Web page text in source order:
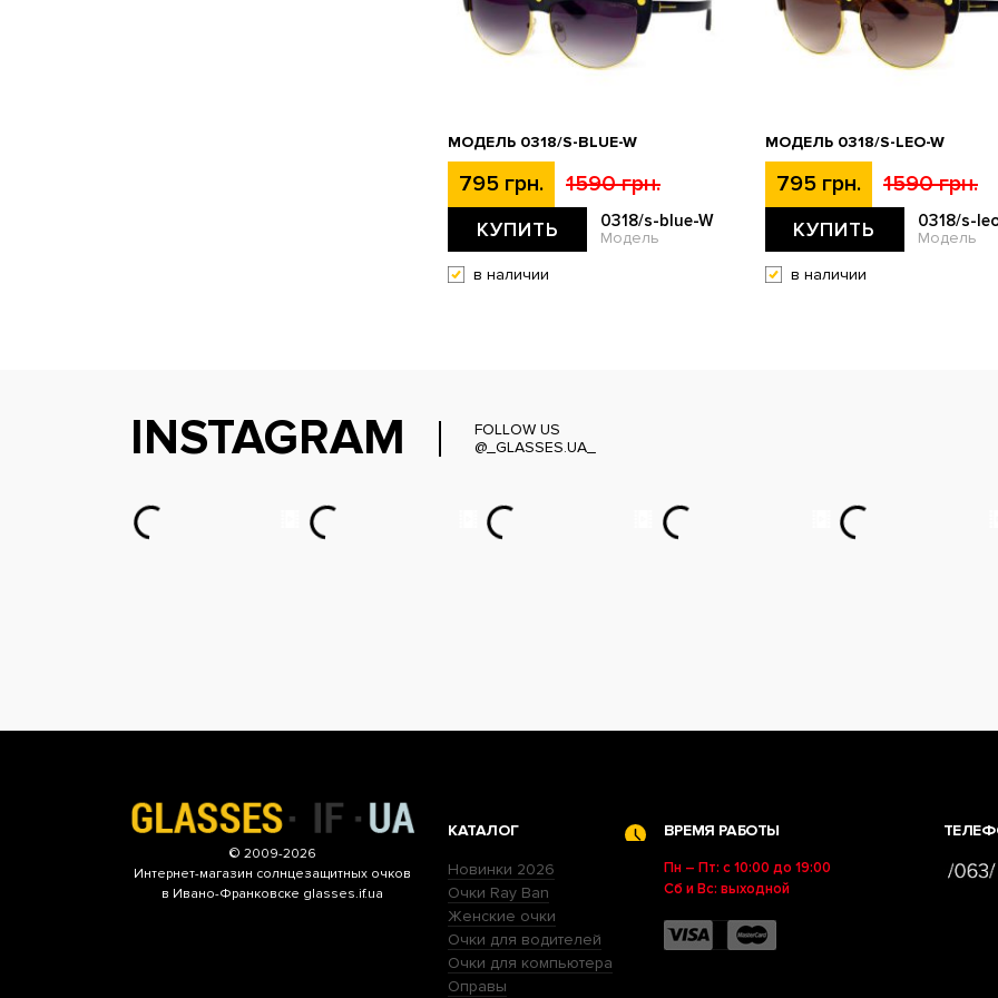
МОДЕЛЬ 0318/S-BLUE-W
795 грн. 1590 грн.
КУПИТЬ 0318/s-blue-W
Модель
в наличии
МОДЕЛЬ 0318/S-LEO-W
795 грн. 1590 грн.
КУПИТЬ 0318/s-
Модель
в наличии
INSTAGRAM
FOLLOW US
@_GLASSES.UA_
© 2009-2026
Интернет-магазин солнцезащитных очков
в Ивано-Франковске glasses.if.ua
КАТАЛОГ
Новинки 2026
Очки Ray Ban
Женские очки
Очки для водителей
Очки для компьютера
Оправы
ВРЕМЯ РАБОТЫ
Пн – Пт: с 10:00 до 19:00
Сб и Вс: выходной